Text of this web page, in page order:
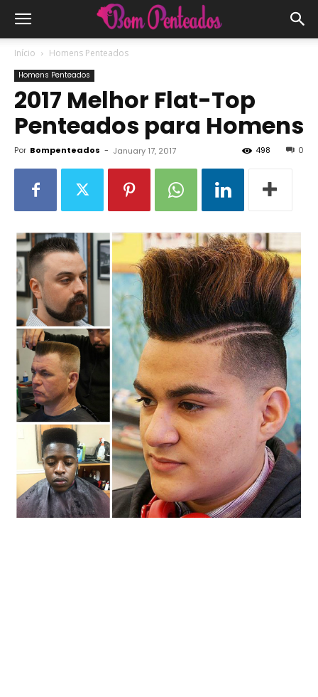
Início Homens Penteados
Homens Penteados
2017 Melhor Flat-Top
Penteados para Homens
Por Bompenteados - January 17, 2017 0
498